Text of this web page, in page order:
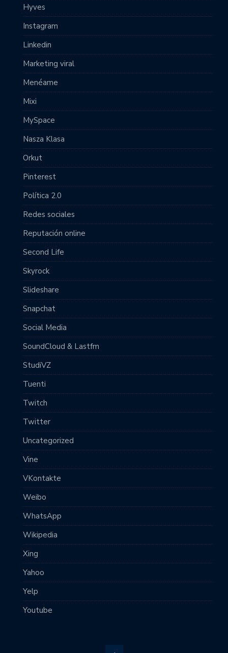
Hyves
Instagram
Linkedin
Marketing viral
Menéame
Mixi
MySpace
Nasza Klasa
Orkut
Pinterest
Política 2.0
Redes sociales
Reputación online
Second Life
Skyrock
Slideshare
Snapchat
Social Media
SoundCloud & Lastfm
StudiVZ
Tuenti
Twitch
Twitter
Uncategorized
Vine
VKontakte
Weibo
WhatsApp
Wikipedia
Xing
Yahoo
Yelp
Youtube